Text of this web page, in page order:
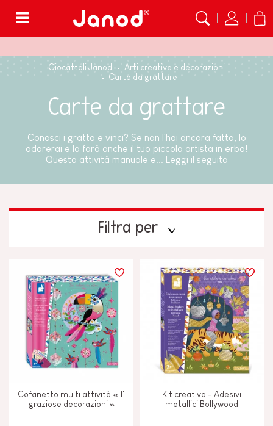
Giocattoli Janod
Arti creative e decorazioni
Carte da grattare
Carte da grattare
Conosci i gratta e vinci? Se non l'hai ancora fatto, lo
adorerai e lo farà anche il tuo piccolo artista in erba!
Questa attività manuale e...
Leggi il seguito
Filtra per
TIPI DI APPRENDIMENTO
Immaginare, inventare e creare
Manipolare e maneggiare
Scoprire e sperimentare
Cofanetto multi attività « 11
graziose decorazioni »
Kit creativo - Adesivi
metallici Bollywood